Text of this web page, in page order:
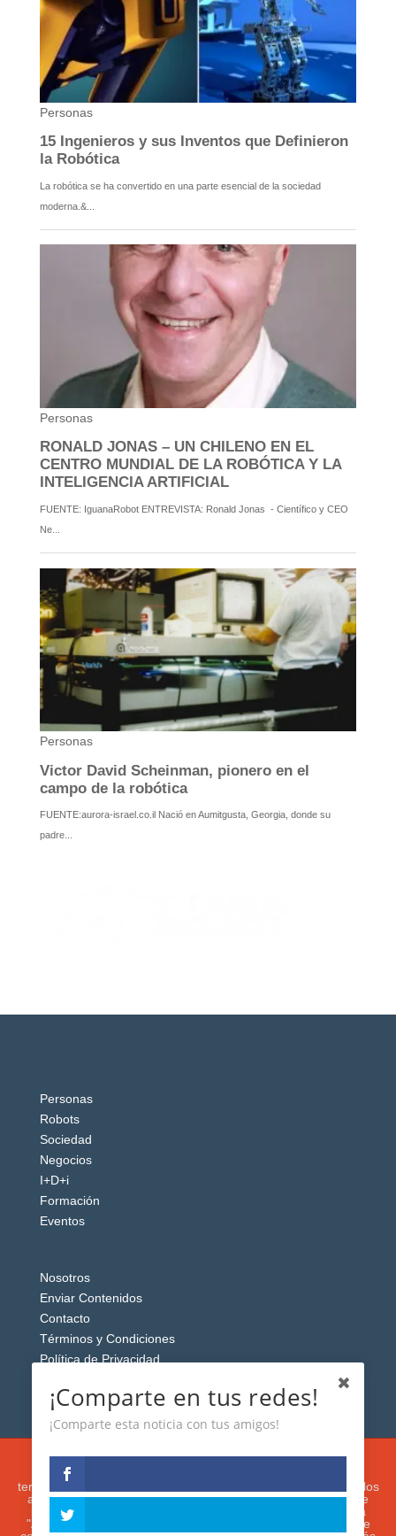
Personas
Robots
Sociedad
Negocios
I+D+i
Formación
Eventos
Nosotros
Enviar Contenidos
Contacto
Términos y Condiciones
Política de Privacidad
Esta web usa cookies analíticas y publicitarias (propias y de
terceros) para analizar el tráfico y personalizar el contenido y los
anuncios que le mostremos de acuerdo con su navegación e
intereses, buscando así mejorar su experiencia. Si presiona
"Aceptar" o continúa navegando, acepta su utilización. Puede
¡Comparte en tus redes!
¡Comparte esta noticia con tus amigos!